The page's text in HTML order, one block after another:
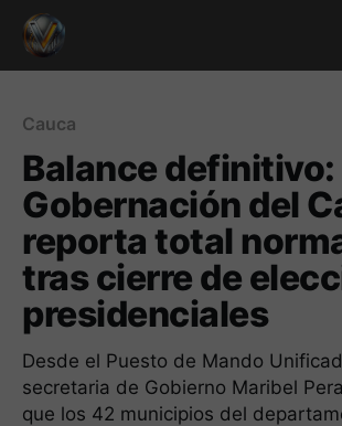
Cauca
Balance definitivo:
Gobernación del
reporta total
tras cierre de
presidenciales
Desde el Puesto de Mando
secretaria de Gobierno Maribel
que los 42 municipios del